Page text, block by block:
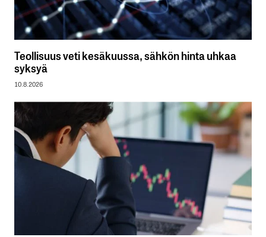
Teollisuus veti kesäkuussa, sähkön hinta uhkaa
syksyä
10.8.2026